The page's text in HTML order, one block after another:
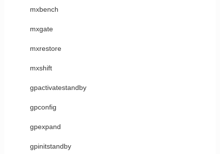
mxbench
mxgate
mxrestore
mxshift
gpactivatestandby
gpconfig
gpexpand
gpinitstandby